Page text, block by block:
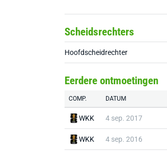
Scheidsrechters
Hoofdscheidrechter
Eerdere ontmoetingen
COMP. DATUM
WKK 4 sep. 2017
WKK 4 sep. 2016